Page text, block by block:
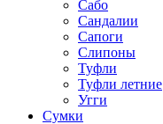
Сабо
Сандалии
Сапоги
Слипоны
Туфли
Туфли летние
Угги
Сумки